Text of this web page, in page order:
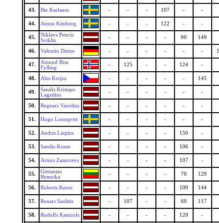
43. Bie Karlsson - - - 107 - -
44. Anton Kimberg - - - 122 - -
45.
Niklavs Peteris
Sviklis
- - - - 90 149
46. Valentin Dietze - - - - - -
47.
Amund Risa
Fylling
- 125 - - 124 -
48. Ales Krejza - - - - - 145
49.
Sandis Kristaps
Lagzdins
- - - - - -
50. Regnars Vazolins - - - - - -
51. Hugo Lonnqvist - - - - - -
52. Andris Liepins - - - - 150 -
53. Sandis Krasts - - - - 106 -
54. Arturs Zasurcevs - - - - 107 -
55.
Gintautas
Remeika
- - - - 70 129
56. Roberts Kerns - - - - 100 144
57. Renars Saulitis - 107 - - 69 117
58. Rudolfs Kamzols - - - - 120 -